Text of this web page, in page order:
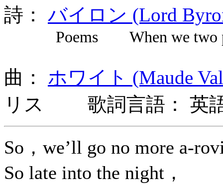
詩： バイロン (Lord
Poems When we two
曲： ホワイト (Maude
リス 歌詞言語： 英
So，we’ll go no more a-
So late into the night，